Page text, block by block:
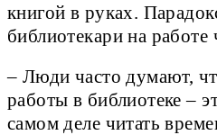
книгой в руках.
библиотекари на
– Люди часто думают,
работы в библиотеке –
самом деле читать